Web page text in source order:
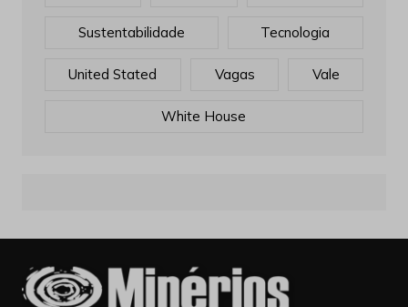
Sustentabilidade Tecnologia
United Stated Vagas Vale
White House